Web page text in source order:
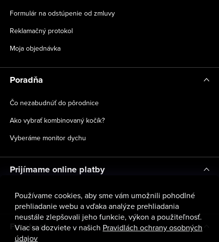
Používame cookies, aby sme vám umožnili pohodlné
prehliadanie webu a vďaka analýze prehliadania
neustále zlepšovali jeho funkcie, výkon a použiteľnosť.
Viac sa dozviete v našich Pravidlách ochrany osobných
údajov
Formulár na odstúpenie od zmluvy
Reklamačný protokol
Moja objednávka
Poradňa
Čo nezabudnúť do pôrodnice
Ako vybrať kombinovaný kočík?
Vyberáme monitor dychu
Prijímame online platby
Facebook